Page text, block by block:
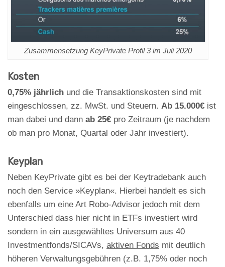
Zusammensetzung KeyPrivate Profil 3 im Juli 2020
Kosten
0,75% jährlich und die Transaktionskosten sind mit
eingeschlossen, zz. MwSt. und Steuern. Ab 15.000€ ist
man dabei und dann ab 25€ pro Zeitraum (je nachdem
ob man pro Monat, Quartal oder Jahr investiert).
Keyplan
Neben KeyPrivate gibt es bei der Keytradebank auch
noch den Service »Keyplan«. Hierbei handelt es sich
ebenfalls um eine Art Robo-Advisor jedoch mit dem
Unterschied dass hier nicht in ETFs investiert wird
sondern in ein ausgewähltes Universum aus 40
Investmentfonds/SICAVs, aktiven Fonds mit deutlich
höheren Verwaltungsgebühren (z.B. 1,75% oder noch